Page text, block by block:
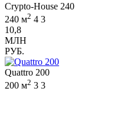
Crypto-House 240
240 м2 4 3
10,8
МЛН
РУБ.
Quattro 200
200 м2 3 3